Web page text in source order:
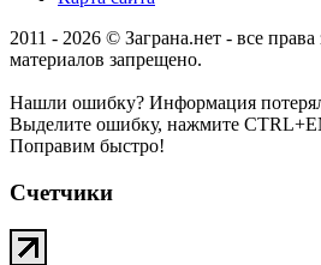
2011 - 2026 © Заграна.нет - все
материалов запрещено.
Нашли ошибку? Информация
Выделите ошибку, нажмите
Поправим быстро!
Счетчики